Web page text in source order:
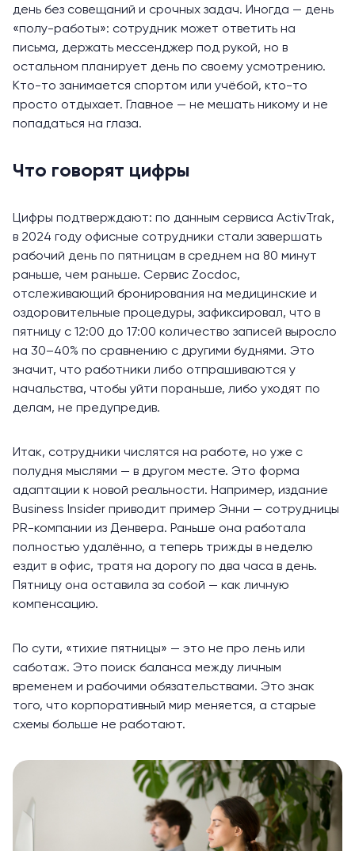
день без совещаний и срочных задач. Иногда — день
«полу-работы»: сотрудник может ответить на
письма, держать мессенджер под рукой, но в
остальном планирует день по своему усмотрению.
Кто-то занимается спортом или учёбой, кто-то
просто отдыхает. Главное — не мешать никому и не
попадаться на глаза.
Что говорят цифры
Цифры подтверждают: по данным сервиса ActivTrak,
в 2024 году офисные сотрудники стали завершать
рабочий день по пятницам в среднем на 80 минут
раньше, чем раньше. Сервис Zocdoc,
отслеживающий бронирования на медицинские и
оздоровительные процедуры, зафиксировал, что в
пятницу с 12:00 до 17:00 количество записей выросло
на 30–40% по сравнению с другими буднями. Это
значит, что работники либо отпрашиваются у
начальства, чтобы уйти пораньше, либо уходят по
делам, не предупредив.
Итак, сотрудники числятся на работе, но уже с
полудня мыслями — в другом месте. Это форма
адаптации к новой реальности. Например, издание
Business Insider приводит пример Энни — сотрудницы
PR-компании из Денвера. Раньше она работала
полностью удалённо, а теперь трижды в неделю
ездит в офис, тратя на дорогу по два часа в день.
Пятницу она оставила за собой — как личную
компенсацию.
По сути, «тихие пятницы» — это не про лень или
саботаж. Это поиск баланса между личным
временем и рабочими обязательствами. Это знак
того, что корпоративный мир меняется, а старые
схемы больше не работают.